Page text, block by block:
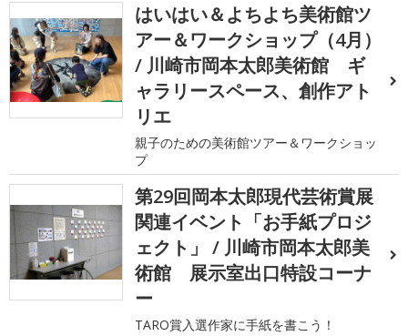
はいはい＆よちよち美術館ツ
アー＆ワークショップ（4月）
/ 川崎市岡本太郎美術館 ギ
ャラリースペース、創作アト
リエ
親子のための美術館ツアー＆ワークショッ
プ
第29回岡本太郎現代芸術賞展
関連イベント「お手紙プロジ
ェクト」 / 川崎市岡本太郎美
術館 展示室出口特設コーナ
ー
TARO賞入選作家に手紙を書こう！